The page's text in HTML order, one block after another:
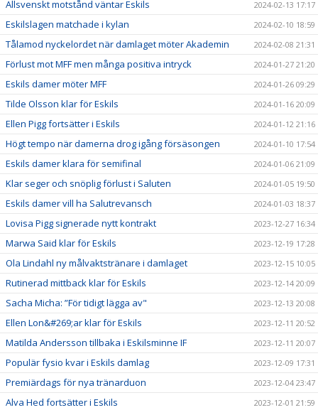
Allsvenskt motstånd väntar Eskils 2024-02-13 17:17
Eskilslagen matchade i kylan 2024-02-10 18:59
Tålamod nyckelordet när damlaget möter Akademin 2024-02-08 21:31
Förlust mot MFF men många positiva intryck 2024-01-27 21:20
Eskils damer möter MFF 2024-01-26 09:29
Tilde Olsson klar för Eskils 2024-01-16 20:09
Ellen Pigg fortsätter i Eskils 2024-01-12 21:16
Högt tempo när damerna drog igång försäsongen 2024-01-10 17:54
Eskils damer klara för semifinal 2024-01-06 21:09
Klar seger och snöplig förlust i Saluten 2024-01-05 19:50
Eskils damer vill ha Salutrevansch 2024-01-03 18:37
Lovisa Pigg signerade nytt kontrakt 2023-12-27 16:34
Marwa Said klar för Eskils 2023-12-19 17:28
Ola Lindahl ny målvaktstränare i damlaget 2023-12-15 10:05
Rutinerad mittback klar för Eskils 2023-12-14 20:09
Sacha Micha: ”För tidigt lägga av" 2023-12-13 20:08
Ellen Lon&#269;ar klar för Eskils 2023-12-11 20:52
Matilda Andersson tillbaka i Eskilsminne IF 2023-12-11 20:07
Populär fysio kvar i Eskils damlag 2023-12-09 17:31
Premiärdags för nya tränarduon 2023-12-04 23:47
Alva Hed fortsätter i Eskils 2023-12-01 21:59